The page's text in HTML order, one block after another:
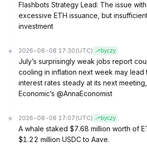
Flashbots Strategy Lead: The issue
excessive ETH issuance, but
investment
2026-08-08 17:30 (UTC) byczy
July’s surprisingly weak jobs report
cooling in inflation next week may lead
interest rates steady at its next
Economic’s @AnnaEconomist
2026-08-08 17:07 (UTC) byczy
A whale staked $7.68 million worth of
$1.22 million USDC to Aave.